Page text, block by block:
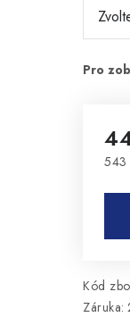
543
Kód
Záruka: